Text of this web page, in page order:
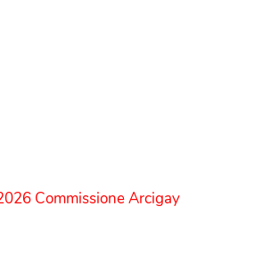
Commissione Arcigay